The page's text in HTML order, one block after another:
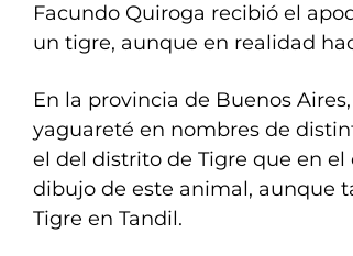
Facundo Quiroga recibió el
un tigre, aunque en realidad
En la provincia de Buenos
yaguareté en nombres de
el del distrito de Tigre que en
dibujo de este animal, aunque
Tigre en Tandil.